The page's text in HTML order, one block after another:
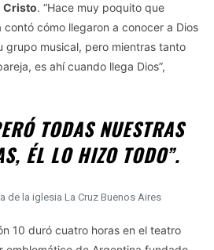
Cristo. “Hace muy poquito que
contó cómo llegaron a conocer a Dios
grupo musical, pero mientras tanto
es ahí cuando llega Dios”,
TODAS NUESTRAS
ÉL LO HIZO TODO”.
de la iglesia La Cruz Buenos Aires
10 duró cuatro horas en el teatro